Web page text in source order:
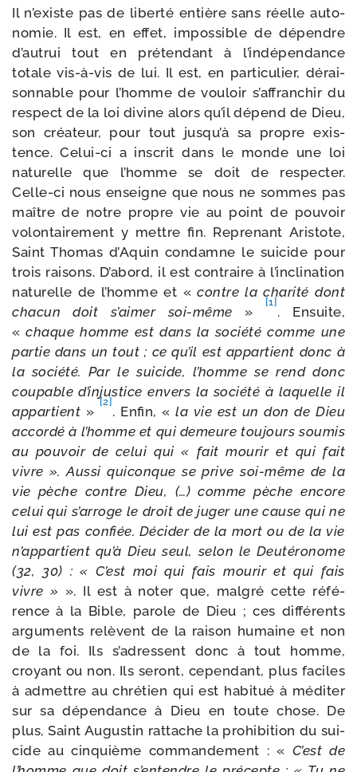
Il n’existe pas de liber­té entière sans réelle auto­
no­mie. Il est, en effet, impos­sible de dépendre
d’autrui tout en pré­ten­dant à l’indépendance
totale vis-​à-​vis de lui. Il est, en par­ti­cu­lier, dérai­
son­nable pour l’homme de vou­loir s’affranchir du
res­pect de la loi divine alors qu’il dépend de Dieu,
son créa­teur, pour tout jusqu’à sa propre exis­
tence. Celui-​ci a ins­crit dans le monde une loi
natu­relle que l’homme se doit de res­pec­ter.
Celle-​ci nous enseigne que nous ne sommes pas
maître de notre propre vie au point de pou­voir
volon­tai­re­ment y mettre fin. Reprenant Aristote,
Saint Thomas d’Aquin condamne le sui­cide pour
trois rai­sons. D’abord, il est contraire à l’inclination
natu­relle de l’homme et «contre la cha­ri­té dont
cha­cun doit s’aimer soi-​même »
[1]
. Ensuite,
«chaque homme est dans la socié­té comme une
par­tie dans un tout ; ce qu’il est appar­tient donc à
la socié­té. Par le sui­cide, l’homme se rend donc
cou­pable d’injustice envers la socié­té à laquelle il
appar­tient »
[2]
. Enfin, «la vie est un don de Dieu
accor­dé à l’homme et qui demeure tou­jours sou­mis
au pou­voir de celui qui « fait mou­rir et qui fait
vivre ». Aussi qui­conque se prive soi-​même de la
vie pèche contre Dieu, (…) comme pèche encore
celui qui s’arroge le droit de juger une cause qui ne
lui est pas confiée. Décider de la mort ou de la vie
n’appartient qu’à Dieu seul, selon le Deutéronome
(32, 30) : « C’est moi qui fais mou­rir et qui fais
vivre » ». Il est à noter que, mal­gré cette réfé­
rence à la Bible, parole de Dieu ; ces dif­fé­rents
argu­ments relèvent de la rai­son humaine et non
de la foi. Ils s’adressent donc à tout homme,
croyant ou non. Ils seront, cepen­dant, plus faciles
à admettre au chré­tien qui est habi­tué à médi­ter
sur sa dépen­dance à Dieu en toute chose. De
plus, Saint Augustin rat­tache la pro­hi­bi­tion du sui­
cide au cin­quième com­man­de­ment : « C’est de